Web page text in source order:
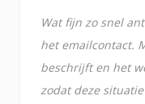
Wat fijn zo snel
het emailcontact.
beschrijft en het
zodat deze